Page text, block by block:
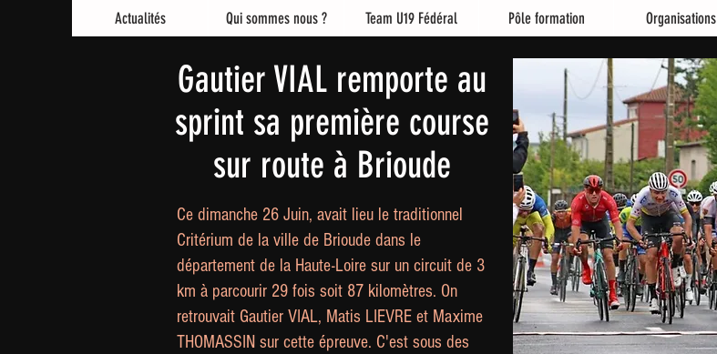
Actualités Qui sommes nous ? Team U19 Fédéral Pôle formation Organisations
Gautier VIAL remporte au
sprint sa première course
sur route à Brioude
Ce dimanche 26 Juin, avait lieu le traditionnel
Critérium de la ville de Brioude dans le
département de la Haute-Loire sur un circuit de 3
km à parcourir 29 fois soit 87 kilomètres. On
retrouvait Gautier VIAL, Matis LIEVRE et Maxime
THOMASSIN sur cette épreuve. C'est sous des